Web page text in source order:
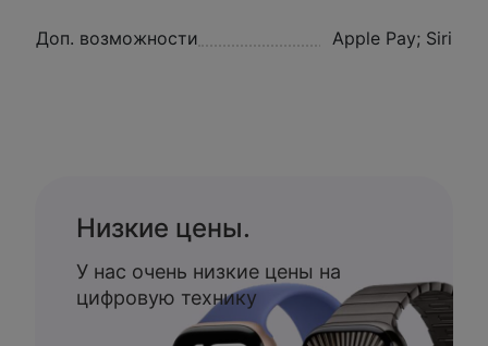
Доп. возможности Apple Pay; Siri
Низкие цены.
У нас очень низкие цены на
цифровую технику